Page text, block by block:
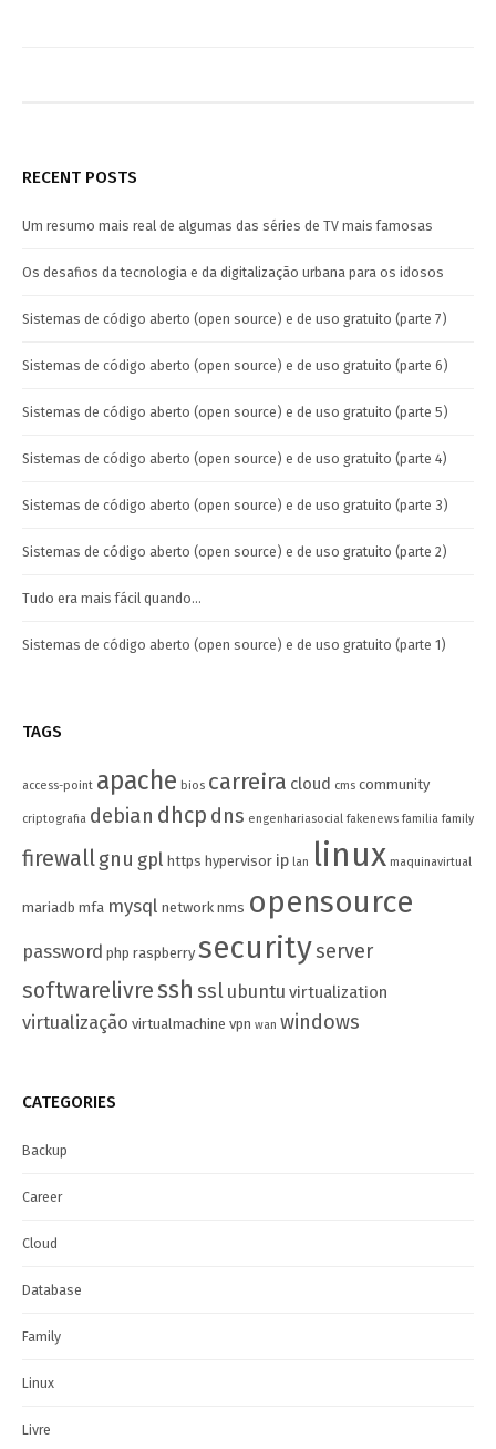
RECENT POSTS
Um resumo mais real de algumas das séries de TV mais famosas
Os desafios da tecnologia e da digitalização urbana para os idosos
Sistemas de código aberto (open source) e de uso gratuito (parte 7)
Sistemas de código aberto (open source) e de uso gratuito (parte 6)
Sistemas de código aberto (open source) e de uso gratuito (parte 5)
Sistemas de código aberto (open source) e de uso gratuito (parte 4)
Sistemas de código aberto (open source) e de uso gratuito (parte 3)
Sistemas de código aberto (open source) e de uso gratuito (parte 2)
Tudo era mais fácil quando…
Sistemas de código aberto (open source) e de uso gratuito (parte 1)
TAGS
access-point apache bios carreira cloud cms community
criptografia debian dhcp dns engenhariasocial fakenews familia family
firewallgnu gpl https hypervisor ip lan linux maquinavirtual
mariadb mfa mysql network nms opensource
password php raspberry securityserver
softwarelivressh ssl ubuntu virtualization
virtualização virtualmachine vpn wan windows
CATEGORIES
Backup
Career
Cloud
Database
Family
Linux
Livre